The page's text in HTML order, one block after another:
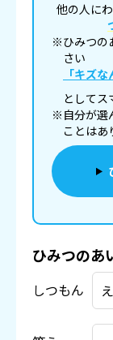
他の人に
※ひみつの
さい
「キズ
としてス
※自分が選
ことはあ
ひみつの
しつもん